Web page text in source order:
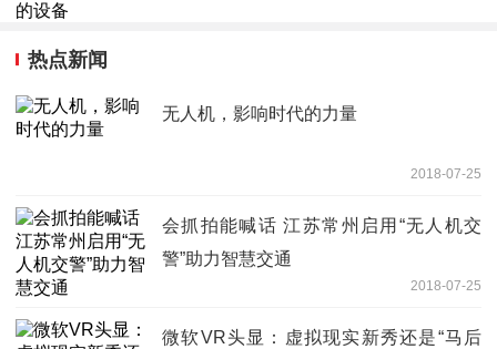
热点新闻
无人机，影响时代的力量
2018-07-25
会抓拍能喊话 江苏常州启用“无人机交
警”助力智慧交通
2018-07-25
微软VR头显：虚拟现实新秀还是“马后